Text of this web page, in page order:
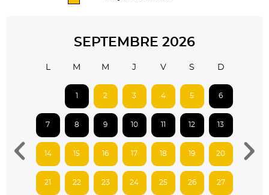
SEPTEMBRE 2026
L M M J V S D
1 2 3 4 5 6
7 8 9 10 11 12 13
14 15 16 17 18 19 20
21 22 23 24 25 26 27